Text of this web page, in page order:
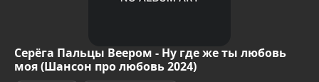
Серёга Пальцы Веером - Ну где же ты любовь
моя (Шансон про любовь 2024)